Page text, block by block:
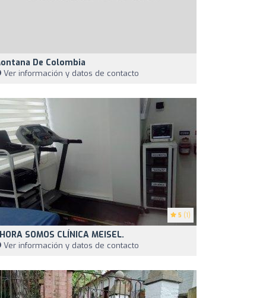
De Colombia
Ver información y datos de contacto
5 (1)
SOMOS CLÍNICA MEISEL.
Ver información y datos de contacto